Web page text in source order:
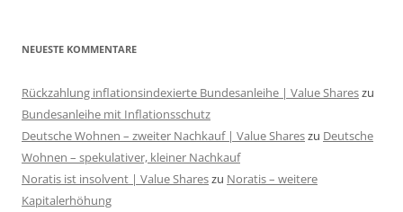
NEUESTE KOMMENTARE
Rückzahlung inflationsindexierte Bundesanleihe | Value Shareszu
Bundesanleihe mit Inflationsschutz
Deutsche Wohnen – zweiter Nachkauf | Value Shareszu Deutsche
Wohnen – spekulativer, kleiner Nachkauf
Noratis ist insolvent | Value Shareszu Noratis – weitere
Kapitalerhöhung